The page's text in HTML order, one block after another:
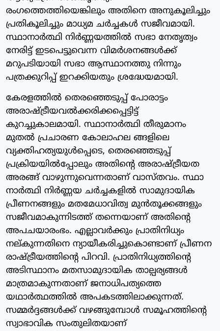
രംഗത്തെത്തിയെങ്കിലും അതിനെ അനുകൂലിച്ചും
പ്രതികൂലിച്ചും മാധ്യമ ചര്‍ച്ചകള്‍ സജീവമായി.
സ്ഥാനാര്‍ത്ഥി നിര്‍ണ്ണയത്തില്‍ സഭാ നേതൃത്വം
നേരിട്ട് ഇടപെട്ടുവെന്ന വിമര്‍ശനങ്ങള്‍ക്ക്
മറുപടിയായി സഭാ ആസ്ഥാനത്തു നിന്നും
പത്രക്കുറിപ്പ് ഇറക്കിയതും ശ്രദ്ധേയമായി.
കേരളത്തില്‍ തെരഞ്ഞെടുപ്പ് പോരാട്ടം
അരാഷ്ട്രീയവല്‍ക്കരിക്കപ്പെട്ടിട്ട്
കുറച്ചുകാലമായി. സ്ഥാനാര്‍ത്ഥി തീരുമാനം
മുതല്‍ പ്രചാരണ കോലാഹല ങ്ങളിലെ
വ്യക്തിഹത്യയുള്‍പ്പെടെ, തെരഞ്ഞെടുപ്പ്
പ്രക്രിയയില്‍പ്പോലും അതിന്റെ അരാഷ്ട്രീയത
അരങ്ങ് വാഴുന്നുവെന്നതാണ് വാസ്തവം. സ്ഥാ
നാര്‍ത്ഥി നിര്‍ണ്ണയ ചര്‍ച്ചകളില്‍ സാമുദായിക
പ്രീണനങ്ങളും മതമേധാവിത്വ മുന്‍തൂക്കങ്ങളും
സജീവമാകുന്നിടത്ത് തന്നെയാണ് അതിന്റെ
അപചയാരംഭം. എല്ലാവര്‍ക്കും പ്രാതിനിധ്യം
നല്കുന്നതിനെ ന്യായീകരിച്ചുകൊണ്ടാണ് പ്രീണന
രാഷ്ട്രീയത്തിന്റെ പിറവി. പ്രാതിനിധ്യത്തിന്റെ
അടിസ്ഥാനം മതസാമുദായിക താല്പര്യങ്ങള്‍
മാത്രമാകുന്നതാണ് ജനാധിപത്യത്തെ
യഥാര്‍ത്ഥത്തില്‍ അപകടത്തിലാക്കുന്നത്.
സമ്മര്‍ദ്ദങ്ങള്‍ക്ക് വഴങ്ങുമ്പോള്‍ സമൂഹത്തിന്റെ
സ്വാഭാവിക സംതുലിതയാണ്